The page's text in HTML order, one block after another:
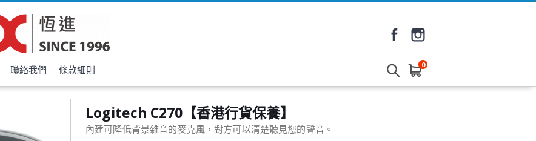
聯絡我們 條款細則 0
Logitech C270【香港行貨保養】
內建可降低背景雜音的麥克風，對方可以清楚聽見您的聲音。